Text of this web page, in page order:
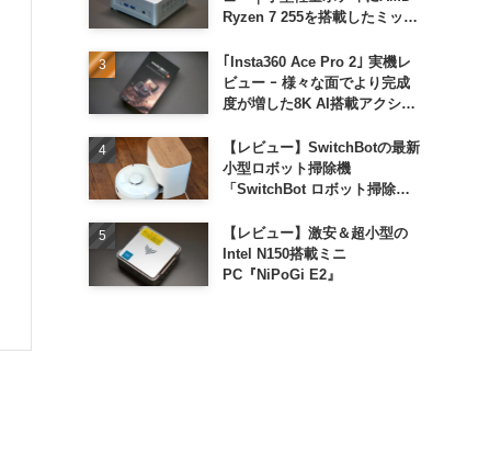
Ryzen 7 255を搭載したミッド
｢Insta360 Ace Pro 2｣ 実機レ
ビュー ｰ 様々な面でより完成
度が増した8K AI搭載アクショ
【レビュー】SwitchBotの最新
小型ロボット掃除機
「SwitchBot ロボット掃除機
【レビュー】激安＆超小型の
Intel N150搭載ミニ
PC『NiPoGi E2』